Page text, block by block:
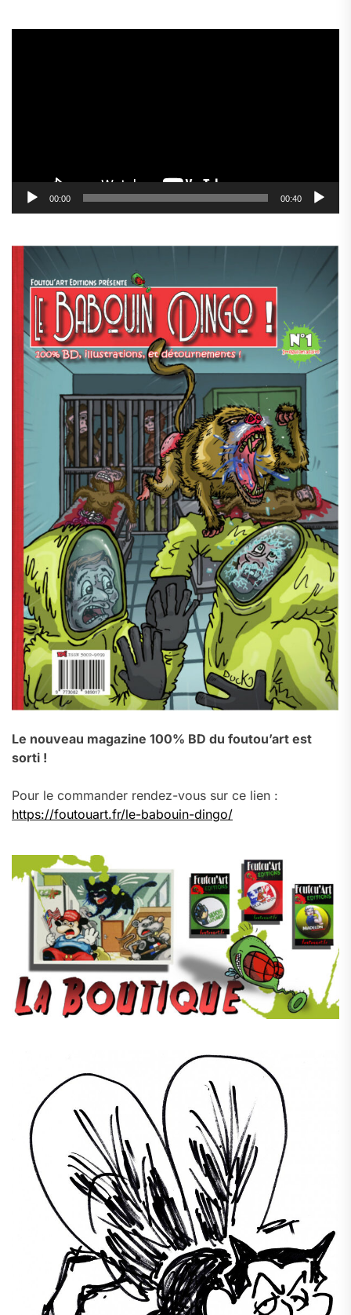
00:00 00:40
Le nouveau magazine 100% BD du foutou’art est
sorti !
Pour le commander rendez-vous sur ce lien :
https://foutouart.fr/le-babouin-dingo/